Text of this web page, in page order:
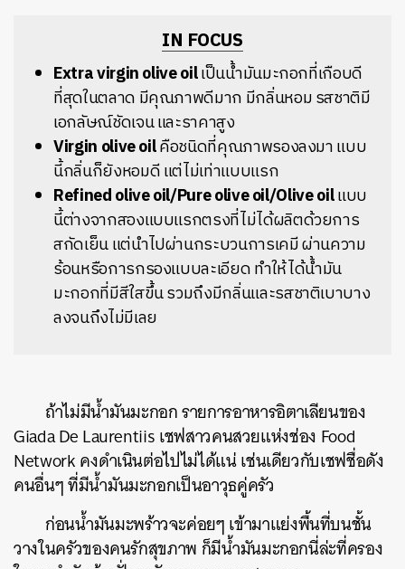
IN FOCUS
Extra virgin olive oilเป็นน้ำมันมะกอกที่เกือบดี
ที่สุดในตลาด มีคุณภาพดีมาก มีกลิ่นหอม รสชาติมี
เอกลัษณ์ชัดเจน และราคาสูง
Virgin olive oilคือชนิดที่คุณภาพรองลงมา แบบ
นี้กลิ่นก็ยังหอมดี แต่ไม่เท่าแบบแรก
Refined olive oil/Pure olive oil/Olive oilแบบ
นี้ต่างจากสองแบบแรกตรงที่ไม่ได้ผลิตด้วยการ
สกัดเย็น แต่นำไปผ่านกระบวนการเคมี ผ่านความ
ร้อนหรือการกรองแบบละเอียด ทำให้ได้น้ำมัน
มะกอกที่มีสีใสขึ้น รวมถึงมีกลิ่นและรสชาติเบาบาง
ลงจนถึงไม่มีเลย
ถ้าไม่มีน้ำมันมะกอก รายการอาหารอิตาเลียนของ
Giada De Laurentiis เชฟสาวคนสวยแห่งช่อง Food
Network คงดำเนินต่อไปไม่ได้แน่ เช่นเดียวกับเชฟชื่อดัง
คนอื่นๆ ที่มีน้ำมันมะกอกเป็นอาวุธคู่ครัว
ก่อนน้ำมันมะพร้าวจะค่อยๆ เข้ามาแย่งพื้นที่บนชั้น
วางในครัวของคนรักสุขภาพ ก็มีน้ำมันมะกอกนี่ล่ะที่ครอง